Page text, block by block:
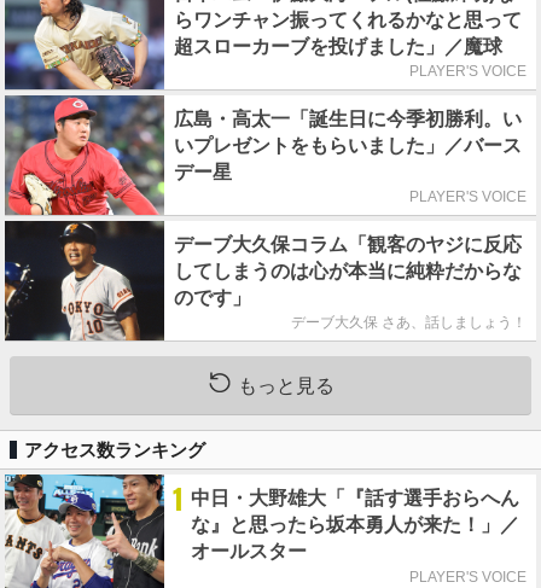
らワンチャン振ってくれるかなと思って
超スローカーブを投げました」／魔球
PLAYER'S VOICE
広島・高太一「誕生日に今季初勝利。い
いプレゼントをもらいました」／バース
デー星
PLAYER'S VOICE
デーブ大久保コラム「観客のヤジに反応
してしまうのは心が本当に純粋だからな
のです」
デーブ大久保 さあ、話しましょう！
もっと見る
アクセス数ランキング
1 中日・大野雄大「『話す選手おらへん
な』と思ったら坂本勇人が来た！」／
オールスター
PLAYER'S VOICE